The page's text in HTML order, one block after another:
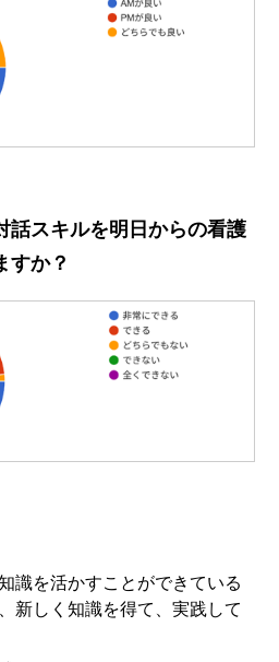
話スキルを明日からの看護
すか？
識を活かすことができている
新しく知識を得て、実践して